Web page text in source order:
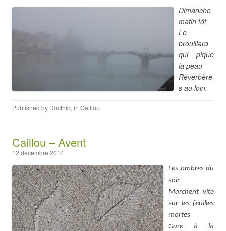
Dimanche
matin tôt
Le
brouillard
qui pique
la peau
Réverbère
s au loin.
Published by Docthib, in Caillou.
Caillou – Avent
12 décembre 2014
Les ombres du
soir
Marchent vite
sur les feuilles
mortes
Gare à la